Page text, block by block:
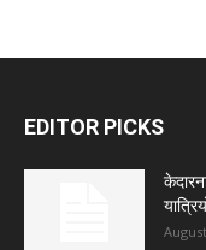
EDITOR PICKS